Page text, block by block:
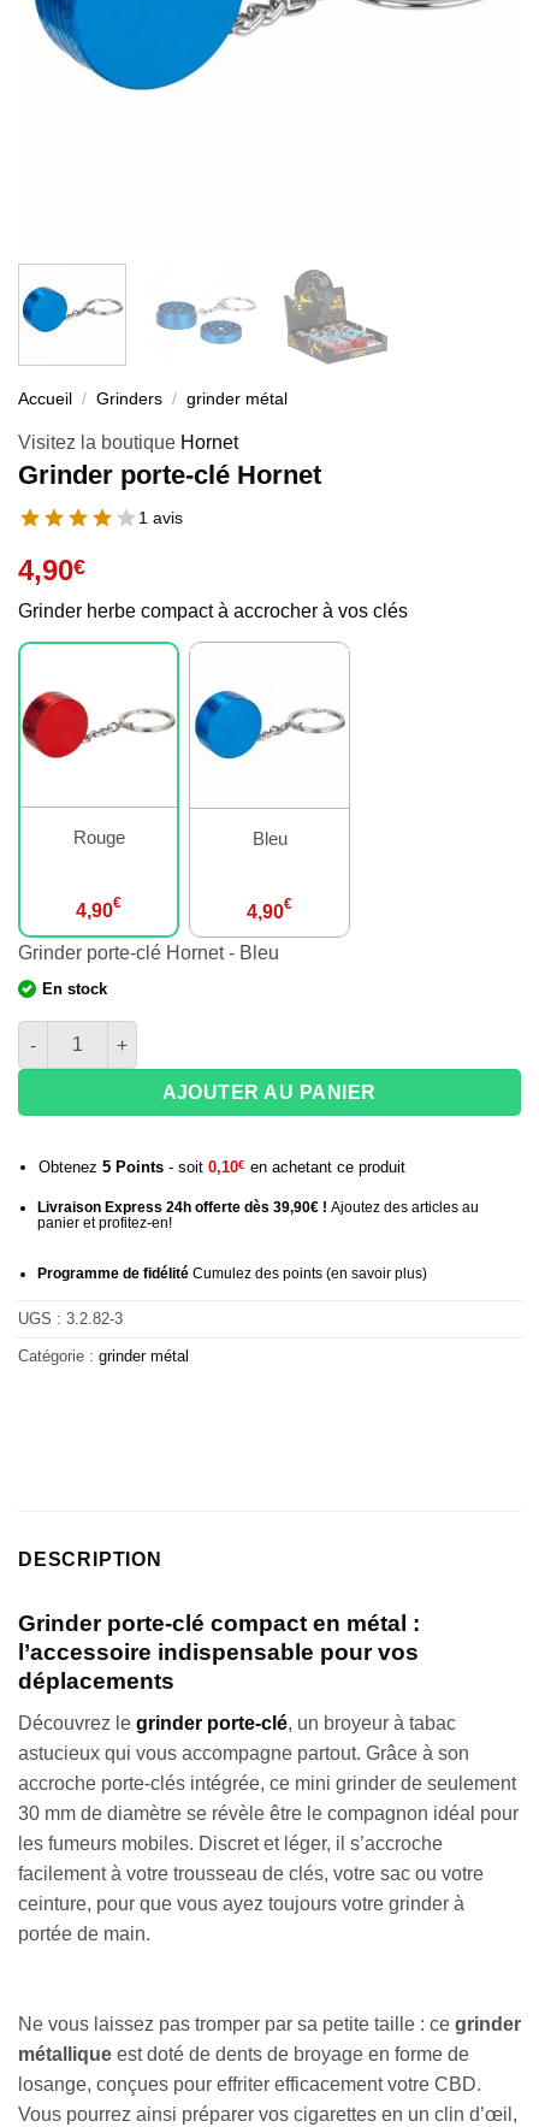
Accueil / Grinders / grinder métal
Visitez la boutique Hornet
Grinder porte-clé Hornet
1 avis
4,90€
Grinder herbe compact à accrocher à vos clés
Rouge
4,90€
Bleu
4,90€
Grinder porte-clé Hornet - Bleu
En stock
quantité de Grinder porte-clé Hornet
AJOUTER AU PANIER
Obtenez 5Points- soit 0,10€ en achetant ce produit
Livraison Express 24h offerte dès 39,90€ ! Ajoutez des articles au
panier et profitez-en!
Programme de fidélitéCumulez des points (en savoir plus)
UGS : 3.2.82-3
Catégorie : grinder métal
DESCRIPTION
Grinder porte-clé compact en métal :
l’accessoire indispensable pour vos
déplacements
Découvrez le grinder porte-clé, un broyeur à tabac
astucieux qui vous accompagne partout. Grâce à son
accroche porte-clés intégrée, ce mini grinder de seulement
30 mm de diamètre se révèle être le compagnon idéal pour
les fumeurs mobiles. Discret et léger, il s’accroche
facilement à votre trousseau de clés, votre sac ou votre
ceinture, pour que vous ayez toujours votre grinder à
portée de main.
Ne vous laissez pas tromper par sa petite taille : ce grinder
métallique est doté de dents de broyage en forme de
losange, conçues pour effriter efficacement votre CBD.
Vous pourrez ainsi préparer vos cigarettes en un clin d’œil,